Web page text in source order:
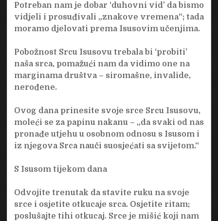
Potreban nam je dobar ‘duhovni vid’ da bismo
vidjeli i prosuđivali „znakove vremena“; tada
moramo djelovati prema Isusovim učenjima.
Pobožnost Srcu Isusovu trebala bi ‘probiti’
naša srca, pomažući nam da vidimo one na
marginama društva – siromašne, invalide,
nerođene.
Ovog dana prinesite svoje srce Srcu Isusovu,
moleći se za papinu nakanu – „da svaki od nas
pronađe utjehu u osobnom odnosu s Isusom i
iz njegova Srca nauči suosjećati sa svijetom.“
S Isusom tijekom dana
Odvojite trenutak da stavite ruku na svoje
srce i osjetite otkucaje srca. Osjetite ritam;
poslušajte tihi otkucaj. Srce je mišić koji nam